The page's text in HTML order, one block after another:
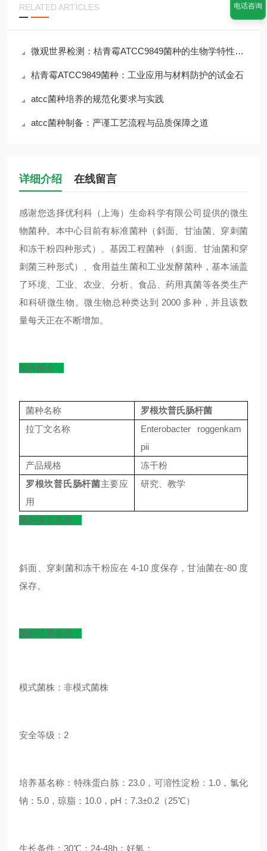
RELATED ARTICLES
微观世界检测：桔青霉ATCC9849菌种的生物学特性与风险
桔青霉ATCC9849菌种：工业应用与材料防护的试金石
atcc菌种培养的规范化要求与实践
atcc菌种制备：严谨工艺流程与品质保障之道
详细介绍 在线留言
感谢您选择优利科（上海）生命科学有限公司提供的微生
物菌种。本中心目前有标准菌种（斜面、甘油菌、穿刺菌
和冻干粉四种形式）、基因工程菌种 （斜面、甘油菌和穿
刺菌三种形式）、食用益生菌和工业发酵菌种，基本涵盖
了环境、工业、农业、分析、食品、药用真菌等各类生产
和科研微生物。微生物总种类达到 2000 多种，并且该数
量每天正在不断增加。
菌种简介：
菌种名称
罗根坎普氏肠杆菌
拉丁文名称
Enterobacter roggenkam
pii
产品规格
冻干粉
罗根坎普氏肠杆菌主要应
用
研究、教学
菌种保存条件：
斜面、穿刺菌和冻干粉应在 4-10 度保存，甘油菌在-80 度
保存。
菌种培养条件：
模式菌株：非模式菌株
安全等级：2
培养基名称：特殊蛋白胨：23.0，可溶性淀粉：1.0，氯化
钠：5.0，琼脂：10.0，pH：7.3±0.2（25℃）
生长条件：30℃；24-48h；好氧；
电话咨询